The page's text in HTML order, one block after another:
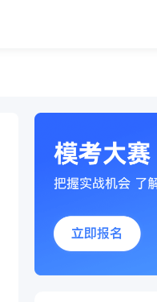
相关备考资料